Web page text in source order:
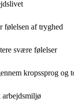
følelsen af tryghed
svære følelser
kropssprog og
arbejdsmiljø